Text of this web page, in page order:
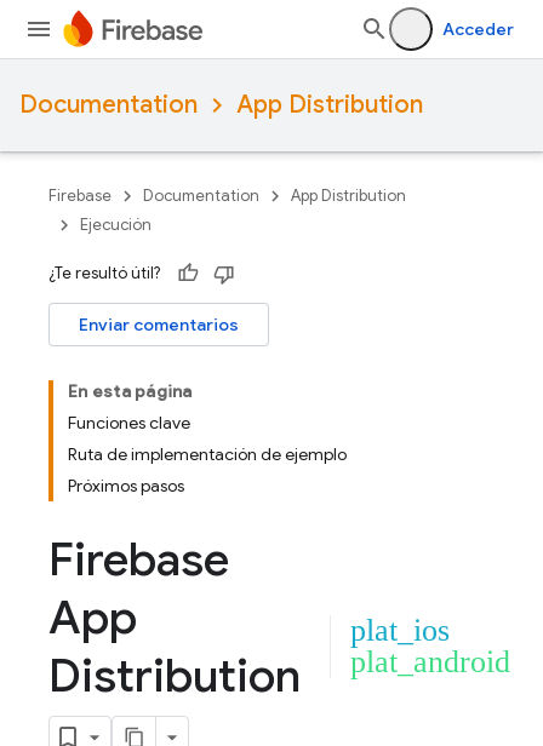
Acceder
Documentation App Distribution
Firebase Documentation
App Distribution
Ejecución
¿Te resultó útil?
Enviar comentarios
En esta página
Funciones clave
Ruta de implementación de ejemplo
Próximos pasos
Firebase
App
Distribution
plat_ios
plat_android